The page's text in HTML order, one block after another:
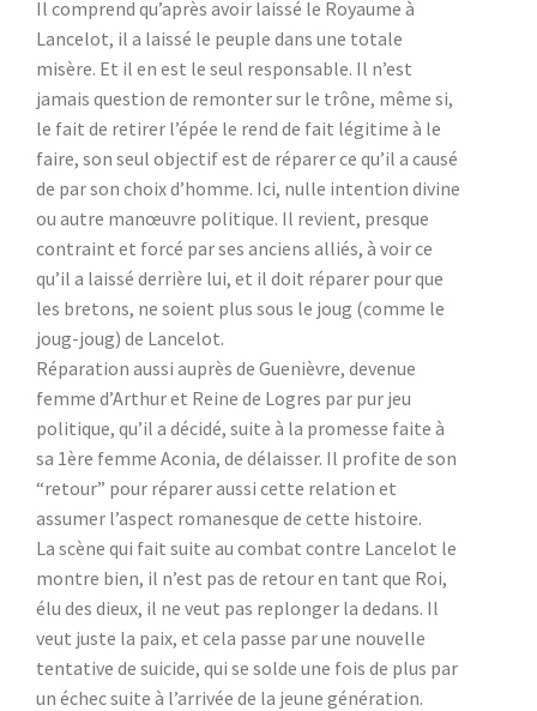
Il comprend qu’après avoir laissé le Royaume à
Lancelot, il a laissé le peuple dans une totale
misère. Et il en est le seul responsable. Il n’est
jamais question de remonter sur le trône, même si,
le fait de retirer l’épée le rend de fait légitime à le
faire, son seul objectif est de réparer ce qu’il a causé
de par son choix d’homme. Ici, nulle intention divine
ou autre manœuvre politique. Il revient, presque
contraint et forcé par ses anciens alliés, à voir ce
qu’il a laissé derrière lui, et il doit réparer pour que
les bretons, ne soient plus sous le joug (comme le
joug-joug) de Lancelot.
Réparation aussi auprès de Guenièvre, devenue
femme d’Arthur et Reine de Logres par pur jeu
politique, qu’il a décidé, suite à la promesse faite à
sa 1ère femme Aconia, de délaisser. Il profite de son
“retour” pour réparer aussi cette relation et
assumer l’aspect romanesque de cette histoire.
La scène qui fait suite au combat contre Lancelot le
montre bien, il n’est pas de retour en tant que Roi,
élu des dieux, il ne veut pas replonger la dedans. Il
veut juste la paix, et cela passe par une nouvelle
tentative de suicide, qui se solde une fois de plus par
un échec suite à l’arrivée de la jeune génération.